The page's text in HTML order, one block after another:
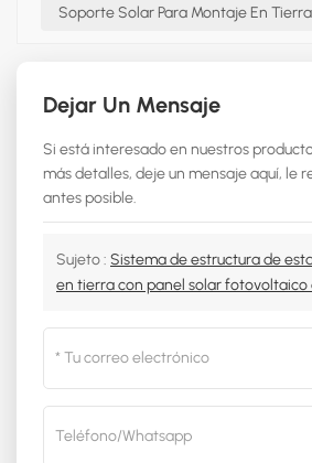
Soporte Solar Para Montaje En Tierra
Dejar Un Mensaje
Si está interesado en nuestros
más detalles, deje un mensaje aquí, le
antes posible.
Sujeto : Sistema de estructura de
en tierra con panel solar fotovoltaico